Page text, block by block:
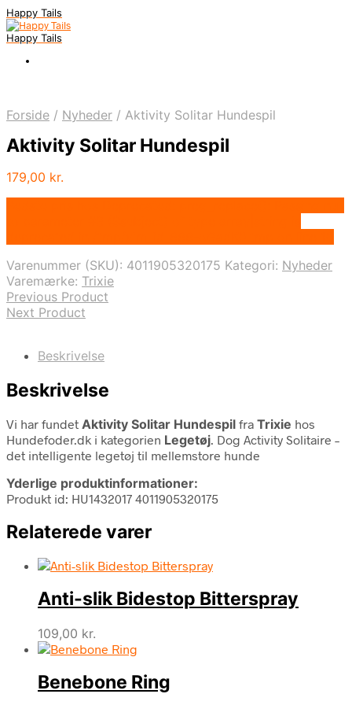
Happy Tails
Happy Tails
Forside / Nyheder / Aktivity Solitar Hundespil
Aktivity Solitar Hundespil
179,00 kr.
Varenummer (SKU): 4011905320175 Kategori: Nyheder
Varemærke: Trixie
Previous Product
Next Product
Beskrivelse
Beskrivelse
Vi har fundet Aktivity Solitar Hundespil fra Trixie hos
Hundefoder.dk i kategorien Legetøj. Dog Activity Solitaire –
det intelligente legetøj til mellemstore hunde
Yderlige produktinformationer:
Produkt id: HU1432017 4011905320175
Relaterede varer
Anti-slik Bidestop Bitterspray
109,00 kr.
Benebone Ring